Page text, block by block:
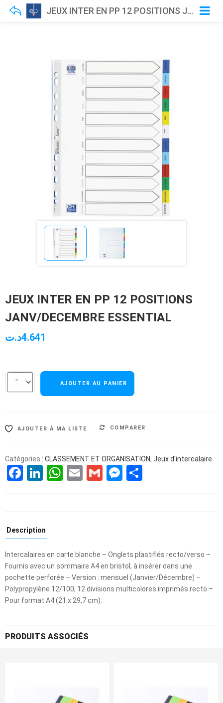
JEUX INTER EN PP 12 POSITIONS JANV/DECEMBRE ESSENTIAL
JEUX INTER EN PP 12 POSITIONS
JANV/DECEMBRE ESSENTIAL
4.641د.ت
AJOUTER AU PANIER
AJOUTER À MA LISTE COMPARER
Catégories : CLASSEMENT ET ORGANISATION, Jeux d'intercalaire
Facebook
LinkedIn
WhatsApp
EmailGmailMessenger
Description
Intercalaires en carte blanche – Onglets plastifiés recto/verso –
Fournis avec un sommaire A4 en bristol, à insérer dans une
pochette perforée – Version : mensuel (Janvier/Décembre) –
Polypropylène 12/100, 12 divisions multicolores imprimés recto –
Pour format A4 (21 x 29,7 cm).
PRODUITS ASSOCIÉS